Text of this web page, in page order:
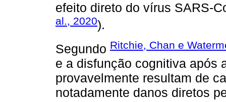
efeito direto do vírus SARS-
al., 2020).
Segundo Ritchie, Chan e
e a disfunção cognitiva após
provavelmente resultam de
notadamente danos diretos